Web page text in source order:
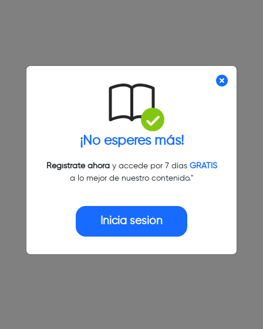
¡No esperes más!
Regístrate ahoray accede por 7 días GRATIS
a lo mejor de nuestro contenido."
Inicia sesión